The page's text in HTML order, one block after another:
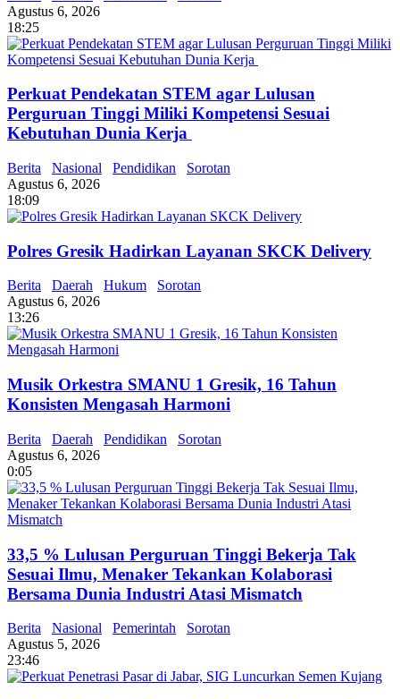
Agustus 6, 2026
18:25
Perkuat Pendekatan STEM agar Lulusan
Perguruan Tinggi Miliki Kompetensi Sesuai
Kebutuhan Dunia Kerja
Berita Nasional Pendidikan
Sorotan
Agustus 6, 2026
18:09
Polres Gresik Hadirkan Layanan SKCK Delivery
Berita Daerah Hukum
Sorotan
Agustus 6, 2026
13:26
Musik Orkestra SMANU 1 Gresik, 16 Tahun
Konsisten Mengasah Harmoni
Berita Daerah Pendidikan
Sorotan
Agustus 6, 2026
0:05
33,5 % Lulusan Perguruan Tinggi Bekerja Tak
Sesuai Ilmu, Menaker Tekankan Kolaborasi
Bersama Dunia Industri Atasi Mismatch
Berita Nasional Pemerintah
Sorotan
Agustus 5, 2026
23:46